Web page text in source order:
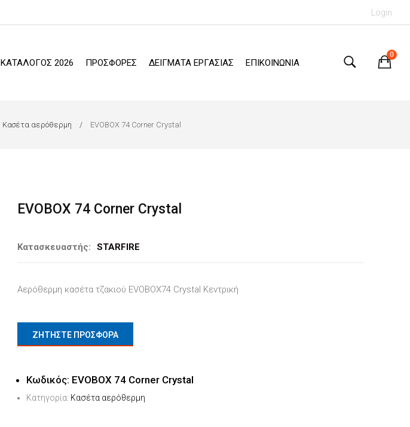
Login
ΚΑΤΑΛΟΓΟΣ 2026 ΠΡΟΣΦΟΡΕΣ ΔΕΙΓΜΑΤΑ ΕΡΓΑΣΙΑΣ ΕΠΙΚΟΙΝΩΝΙΑ
0
Κασέτα αερόθερμη EVOBOX 74 Corner Crystal
EVOBOX 74 Corner Crystal
Κατασκευαστής: STARFIRE
Αερόθερμη κασέτα τζακιού EVOBOX74 Crystal Κεντρική
ΖΗΤΗΣΤΕ ΠΡΟΣΦΟΡΑ
Κωδικός: EVOBOX 74 Corner Crystal
Κατηγορία: Κασέτα αερόθερμη